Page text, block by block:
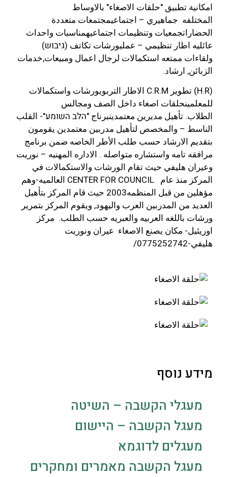
מידע נוסף
מעגלי הקשבה – השיטה
מעגל הקשבה – היישום
מעגלים לדוגמא
מעגל הקשבה מאמרים ומחקרים
امكانية تطبيق "حلقات الاصغاء" بالاوساط
المختلفه جماهيري – اجتماعيمجتمعات متعددة
الحضاراتجمعيات وتنظيمات اجتماعيهمناسبات واحداث
عائليه اطار تنظيمي – عمليورشات تكاتف (גיבוש)
ولقاءات ممتعه استكمالات لرجال اعمال ومبيعات,خدمات
الزبائن, ارشاد.
(H.R) تطوير C.R.M الاطار التربويورشات واستكمالات
للمعلمينحلقات اصغاء داخل الصف ومجالس
الطلاب. تأهيل مديرين معتمدينبرناج "הלב השומע"- القلب
الناسط – والمخصص لتأهيل مدربين معتمدين يقومون
بتقديم الارشاد حسب طلب الأطر الخاصه ضمن برنامج
مرافقه تامه واستشاره متواصله . الاداره المهنيه – نوريت
وعيران هليفي حيث تقام الورشات والاستكمالات في
المركز منذ عام CENTER FOR COUNCIL العالميه-وهم
مؤهلين من قبل المنظمه2003 حيث قام المركز بتأهيل
العديد من المدربين العرب واليهود, ويقوم المركز بتمرير
ورشات باللغه العربيه والعبريه حسب الطلب. مركز
اوريئيل- مكان يصنع الاصغاء عيران ونوريت
هليفي-0775252742/